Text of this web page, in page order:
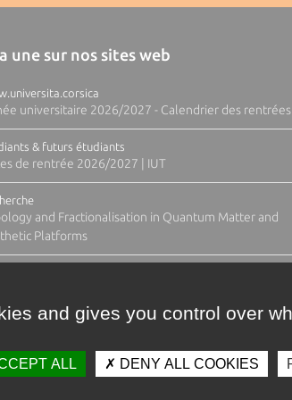
une sur nos sites web
universitaire 2026/2027 - Calendrier des rentrées
& futurs étudiants
de rentrée 2026/2027 | IUT
and Fractionalisation in Quantum Matter and
Platforms
and gives you control over
ALL DENY ALL COOKIES